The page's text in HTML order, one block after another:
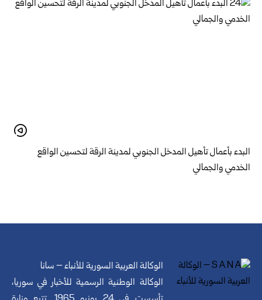
البدء بأعمال تأهيل المدخل الجنوبي لمدينة الرقة لتحسين الواقع
الخدمي والجمالي
الوكالة العربية السورية للأنباء – سانا
الوكالة الوطنية الرسمية للأخبار في سوريا،